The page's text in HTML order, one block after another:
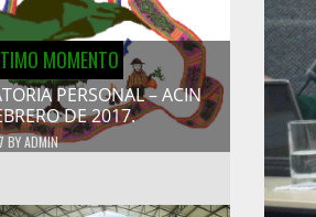
MOMENTO
PERSONAL – ACIN
DE 2017.
BYADMIN